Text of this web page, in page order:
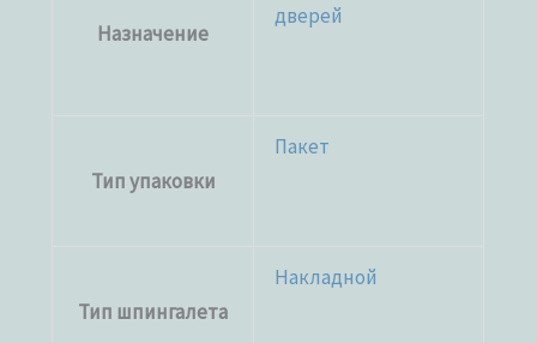
Назначение
дверей
Тип упаковки
Пакет
Тип шпингалета
Накладной